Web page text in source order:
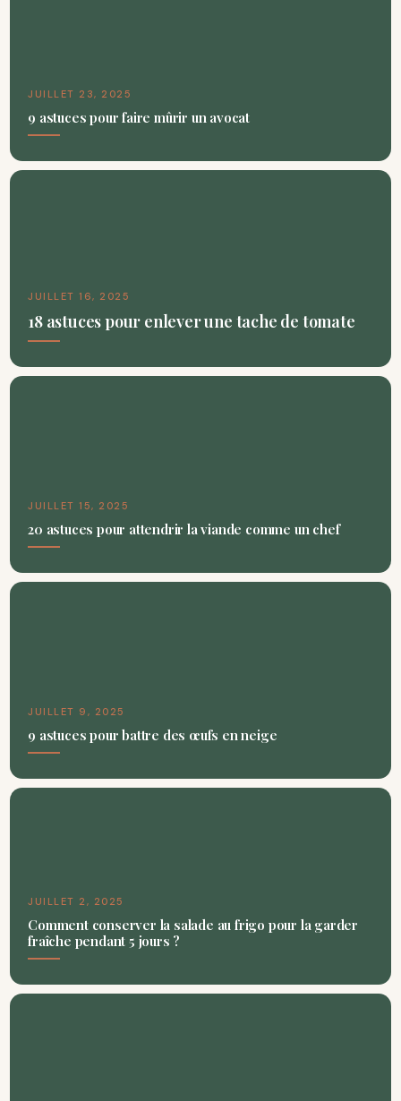
JUILLET 23, 2025
9 astuces pour faire mûrir un avocat
JUILLET 16, 2025
18 astuces pour enlever une tache de tomate
JUILLET 15, 2025
20 astuces pour attendrir la viande comme un chef
JUILLET 9, 2025
9 astuces pour battre des œufs en neige
JUILLET 2, 2025
Comment conserver la salade au frigo pour la garder
fraîche pendant 5 jours ?